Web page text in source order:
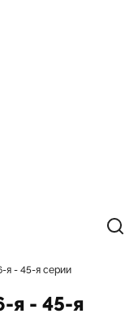
я - 45-я серии
я - 45-я